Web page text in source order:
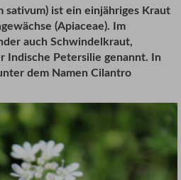
sativum) ist ein einjähriges Kraut
(Apiaceae). Im
auch Schwindelkraut,
Indische Petersilie genannt. In
dem Namen Cilantro